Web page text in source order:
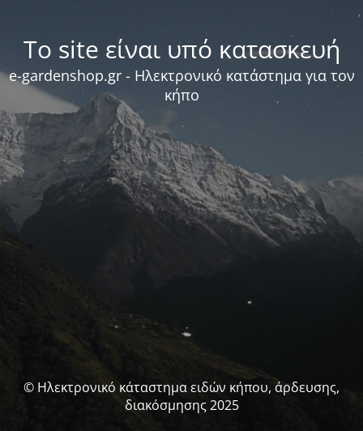
Το site είναι υπό κατασκευή
e-gardenshop.gr - Ηλεκτρονικό κατάστημα για τον
κήπο
© Ηλεκτρονικό κάταστημα ειδών κήπου, άρδευσης,
διακόσμησης 2025